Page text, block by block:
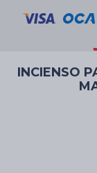
INCIENSO
© Copyright 2026 /